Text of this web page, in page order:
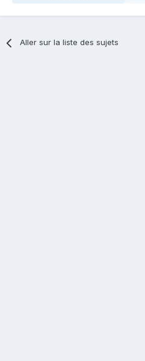
Aller sur la liste des sujets